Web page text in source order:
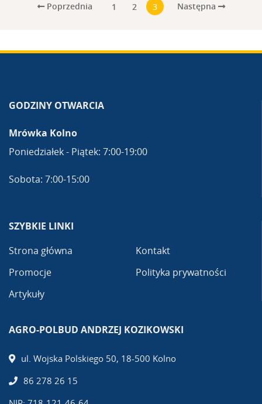
Poprzednia 1 2 3 Następna
GODZINY OTWARCIA
Mrówka Kolno
Poniedziałek - Piątek: 7:00-19:00
Sobota: 7:00-15:00
SZYBKIE LINKI
Strona główna
Promocje
Artykuły
Kontakt
Polityka prywatności
AGRO-POLBUD ANDRZEJ KOZIKOWSKI
ul. Wojska Polskiego 50, 18-500 Kolno
86 278 26 15